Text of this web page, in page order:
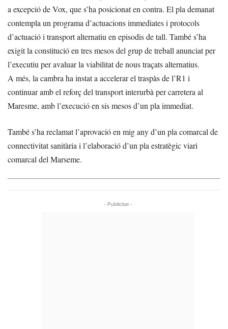
a excepció de Vox, que s’ha posicionat en contra. El pla demanat
contempla un programa d’actuacions immediates i protocols
d’actuació i transport alternatiu en episodis de tall. També s’ha
exigit la constitució en tres mesos del grup de treball anunciat per
l’executiu per avaluar la viabilitat de nous traçats alternatius.
A més, la cambra ha instat a accelerar el traspàs de l’R1 i
continuar amb el reforç del transport interurbà per carretera al
Maresme, amb l’execució en sis mesos d’un pla immediat.
També s’ha reclamat l’aprovació en mig any d’un pla comarcal de
connectivitat sanitària i l’elaboració d’un pla estratègic viari
comarcal del Marseme.
- Publicitat -